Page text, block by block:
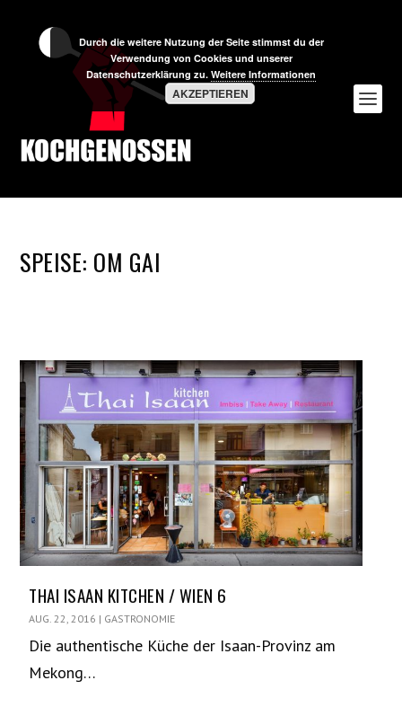
SPEISE: OM GAI
THAI ISAAN KITCHEN / WIEN 6
AUG. 22, 2016 | GASTRONOMIE
Die authentische Küche der Isaan-Provinz am
Mekong…
Durch die weitere Nutzung der Seite stimmst du der
Verwendung von Cookies und unserer
Datenschutzerklärung zu. Weitere Informationen
AKZEPTIEREN